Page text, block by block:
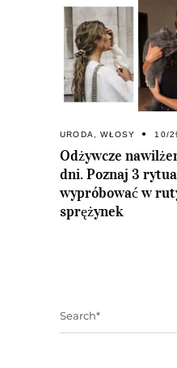
URODA ,WŁOSY 10/
Odżywcze
dni. Poznaj 3
wypróbować w
sprężynek